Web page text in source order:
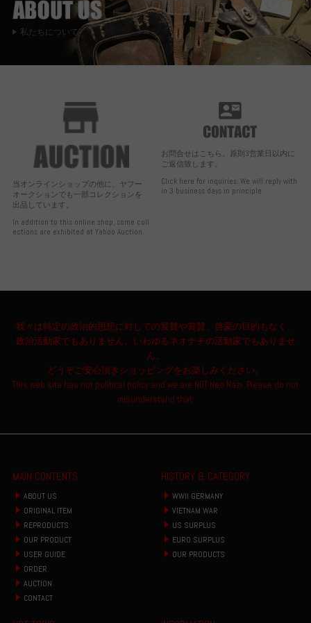
私たちについて
当オンラインショップの他に、ヤフー
オークションでも一部コレクションを
出品しています。
In addition to this online shop, some coll
ections are exhibited at Yahoo Auction.
お問合せはこちら。原則3営業日以内に
ご返信致します。
Click here for inquiries. We will reply with
in 3 business days in principle.
我々は特定の政治的思想に対しての翼賛や賞賛、啓蒙の目的もなく、
政治活動家でもありません。いわゆるネオナチの活動家でもありませ
ん。
どうぞご安心頂きショッピングをお楽しみください。
This web site has not political policy and we are NOT Neo Nazi. Please do not
misunderstand that.
MAIN CONTENTS
ABOUT US
ORIGINAL ITEM
REPRODUCTS
OUR PRODUCT
USER GUIDE
ORDER
AUCTION
CONTACT
HISTORY & CATEGORY
WWII GERMANY
VIETNAM WAR
US SURPLUS
EURO SURPLUS
OUR PRODUCTS